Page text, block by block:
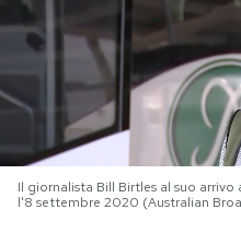
NEWSLETTER
I MIEI PREFERITI
Il giornalista Bill Birtles al suo
l'8 settembre 2020 (Australian